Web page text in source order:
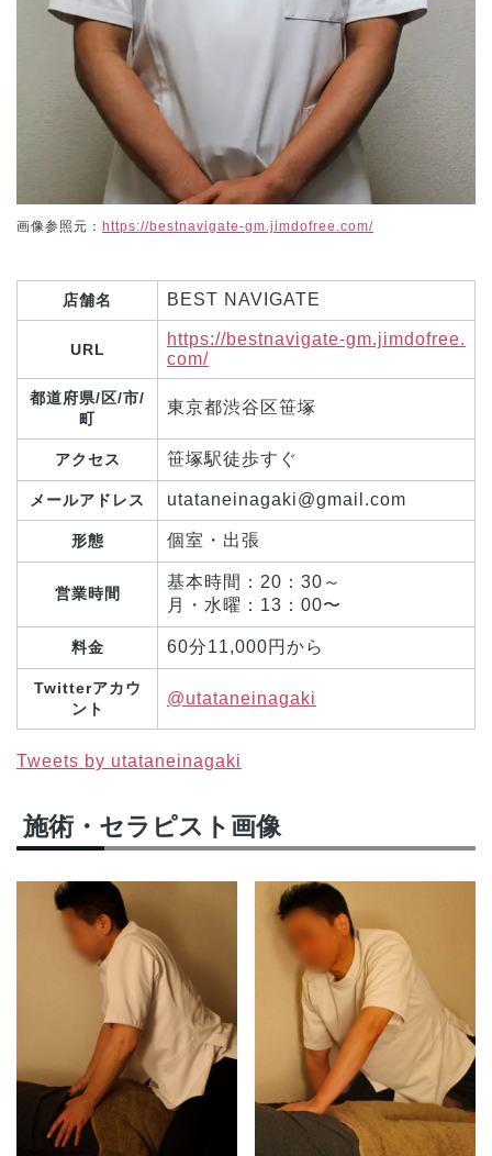
画像参照元： https://bestnavigate-gm.jimdofree.com/
店舗名 BEST NAVIGATE
URL
https://bestnavigate-gm.jimdofree.
com/
都道府県/区/市/
町
東京都渋谷区笹塚
アクセス 笹塚駅徒歩すぐ
メールアドレス utataneinagaki@gmail.com
形態 個室・出張
営業時間
基本時間：20：30～
月・水曜：13：00〜
料金 60分11,000円から
Twitterアカウ
ント
@utataneinagaki
Tweets by utataneinagaki
施術・セラピスト画像